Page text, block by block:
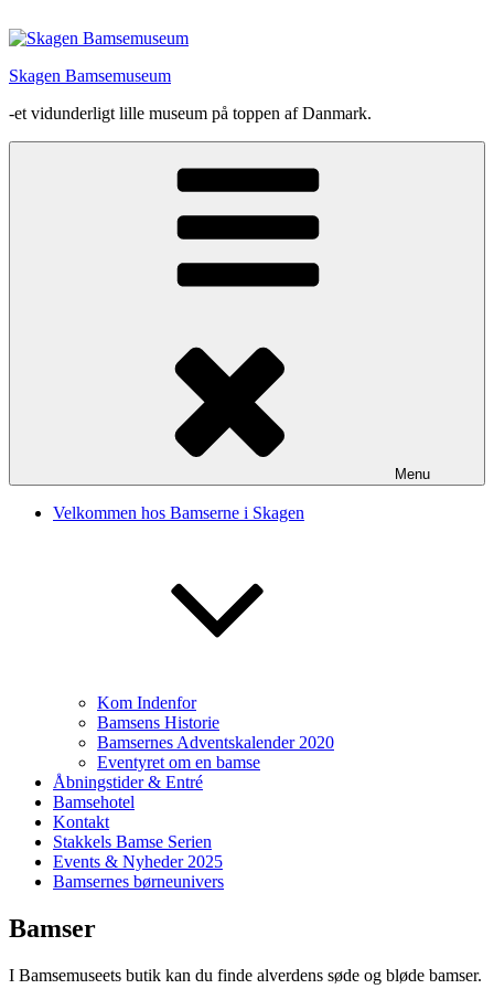
til
Skagen Bamsemuseum
-et vidunderligt lille museum på toppen af Danmark.
Menu
Velkommen hos Bamserne i Skagen
Kom Indenfor
Bamsens Historie
Bamsernes Adventskalender 2020
Eventyret om en bamse
Åbningstider & Entré
Bamsehotel
Kontakt
Stakkels Bamse Serien
Events & Nyheder 2025
Bamsernes børneunivers
Bamser
I Bamsemuseets butik kan du finde alverdens søde og bløde bamser.